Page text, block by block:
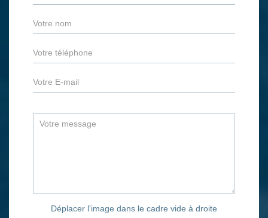
Déplacer l'image dans le cadre vide à droite